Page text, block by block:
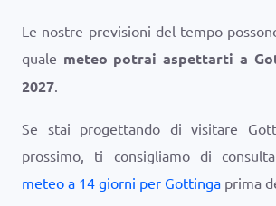
Le nostre previsioni del tempo
quale meteo potrai aspettarti a
2027.
Se stai progettando di visitare
prossimo, ti consigliamo di
meteo a 14 giorni per Gottinga prima